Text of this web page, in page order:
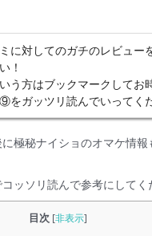
に対してのガチのレビュー
！
う方はブックマークしてお
をガッツリ読んでいってく
極秘ナイショのオマケ情
ッソリ読んで参考にしてく
目次 [非表示]